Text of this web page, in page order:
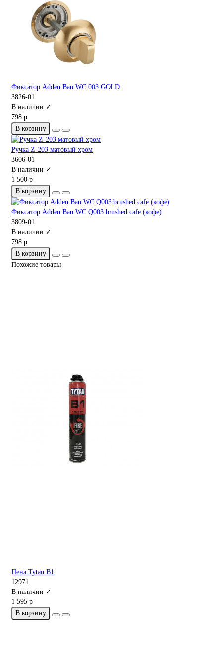
Фиксатор Adden Bau WC 003 GOLD
3826-01
В наличии ✓
798 р
В корзину
Ручка Z-203 матовый хром
3606-01
В наличии ✓
1 500 р
В корзину
Фиксатор Adden Bau WC Q003 brushed cafe (кофе)
3809-01
В наличии ✓
798 р
В корзину
Похожие товары
Пена Tytan В1
12971
В наличии ✓
1 595 р
В корзину